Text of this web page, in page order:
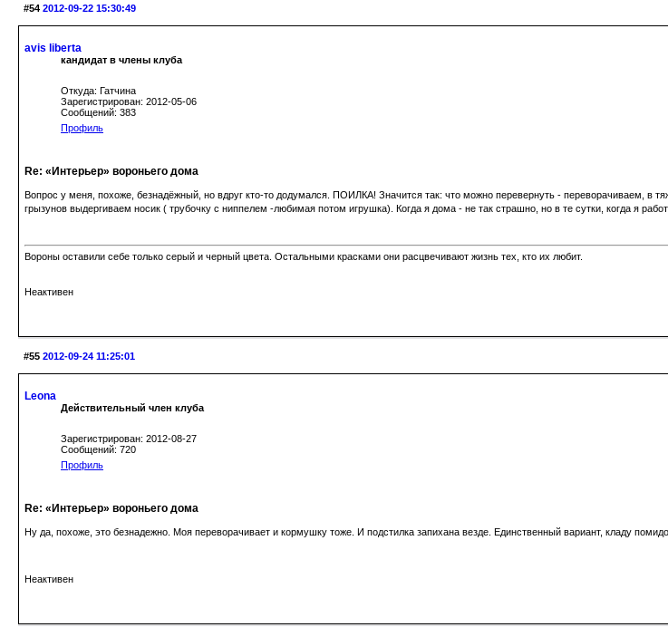
#54 2012-09-22 15:30:49
avis libertа
кандидат в члены клуба
Откуда: Гатчина
Зарегистрирован: 2012-05-06
Сообщений: 383
Профиль
Re: «Интерьер» вороньего дома
Вопрос у меня, похоже, безнадёжный, но вдруг кто-то додумался. ПОИЛКА! Значится так: что можно перевернуть - переворачиваем, в
грызунов выдергиваем носик ( трубочку с ниппелем -любимая потом игрушка). Когда я дома - не так страшно, но в те сутки, когда я
Вороны оставили себе только серый и черный цвета. Остальными красками они расцвечивают жизнь тех, кто их любит.
Неактивен
#55 2012-09-24 11:25:01
Leona
Действительный член клуба
Зарегистрирован: 2012-08-27
Сообщений: 720
Профиль
Re: «Интерьер» вороньего дома
Ну да, похоже, это безнадежно. Моя переворачивает и кормушку тоже. И подстилка запихана везде. Единственный вариант, кладу
Неактивен